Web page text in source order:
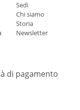
Sedi
Chi siamo
Storia
Newsletter
di pagamento